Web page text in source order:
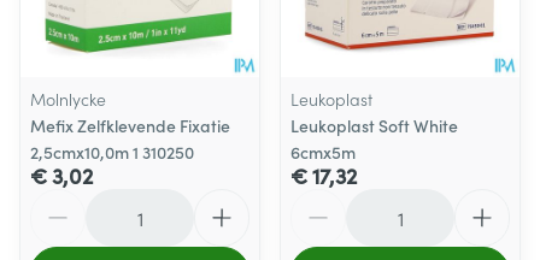
Molnlycke
Mefix Zelfklevende Fixatie
2,5cmx10,0m 1 310250
€ 3,02
Leukoplast
Leukoplast Soft White
6cmx5m
€ 17,32